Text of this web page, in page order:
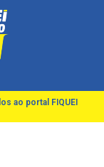
ao portal FIQUEI